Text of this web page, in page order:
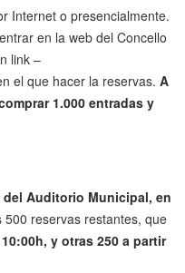
Internet o presencialmente.
en la web del Concello
link –
el que hacer la reservas. A
1.000 entradas y
del Auditorio Municipal, en
500 reservas restantes, que
y otras 250 a partir